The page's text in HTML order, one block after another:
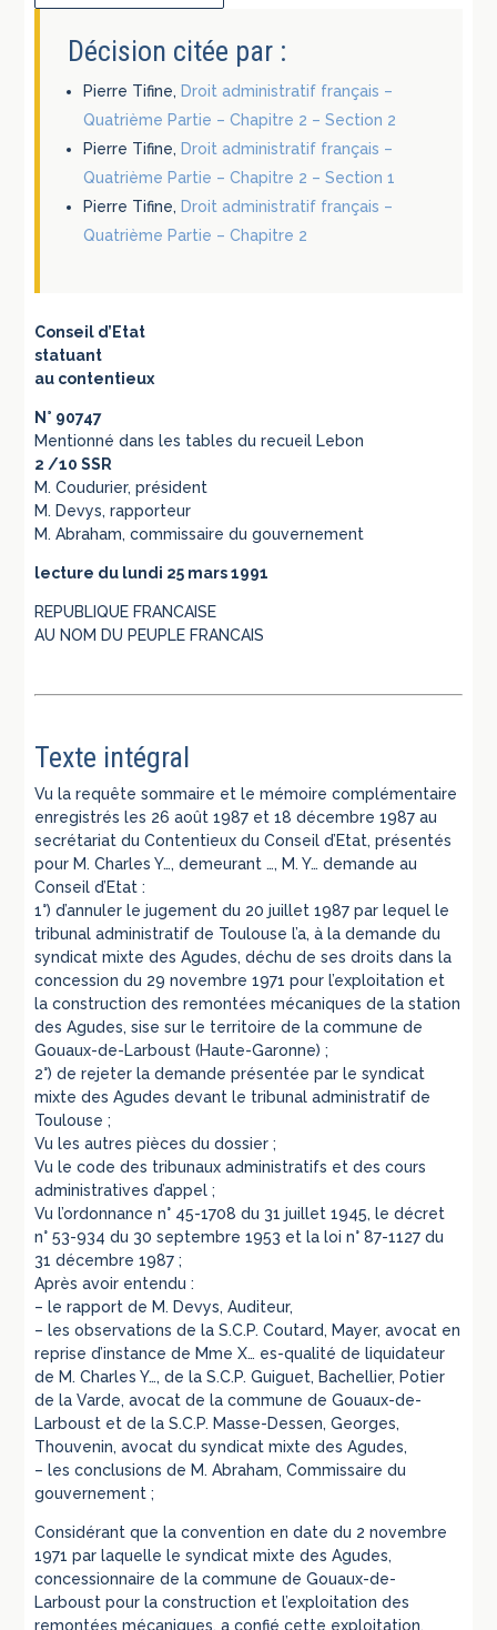
Décision citée par :
Pierre Tifine, Droit administratif français –
Quatrième Partie – Chapitre 2 – Section 2
Pierre Tifine, Droit administratif français –
Quatrième Partie – Chapitre 2 – Section 1
Pierre Tifine, Droit administratif français –
Quatrième Partie – Chapitre 2
Conseil d’Etat
statuant
au contentieux
N° 90747
Mentionné dans les tables du recueil Lebon
2 /10 SSR
M. Coudurier, président
M. Devys, rapporteur
M. Abraham, commissaire du gouvernement
lecture du lundi 25 mars 1991
REPUBLIQUE FRANCAISE
AU NOM DU PEUPLE FRANCAIS
Texte intégral
Vu la requête sommaire et le mémoire complémentaire
enregistrés les 26 août 1987 et 18 décembre 1987 au
secrétariat du Contentieux du Conseil d’Etat, présentés
pour M. Charles Y…, demeurant …, M. Y… demande au
Conseil d’Etat :
1°) d’annuler le jugement du 20 juillet 1987 par lequel le
tribunal administratif de Toulouse l’a, à la demande du
syndicat mixte des Agudes, déchu de ses droits dans la
concession du 29 novembre 1971 pour l’exploitation et
la construction des remontées mécaniques de la station
des Agudes, sise sur le territoire de la commune de
Gouaux-de-Larboust (Haute-Garonne) ;
2°) de rejeter la demande présentée par le syndicat
mixte des Agudes devant le tribunal administratif de
Toulouse ;
Vu les autres pièces du dossier ;
Vu le code des tribunaux administratifs et des cours
administratives d’appel ;
Vu l’ordonnance n° 45-1708 du 31 juillet 1945, le décret
n° 53-934 du 30 septembre 1953 et la loi n° 87-1127 du
31 décembre 1987 ;
Après avoir entendu :
– le rapport de M. Devys, Auditeur,
– les observations de la S.C.P. Coutard, Mayer, avocat en
reprise d’instance de Mme X… es-qualité de liquidateur
de M. Charles Y…, de la S.C.P. Guiguet, Bachellier, Potier
de la Varde, avocat de la commune de Gouaux-de-
Larboust et de la S.C.P. Masse-Dessen, Georges,
Thouvenin, avocat du syndicat mixte des Agudes,
– les conclusions de M. Abraham, Commissaire du
gouvernement ;
Considérant que la convention en date du 2 novembre
1971 par laquelle le syndicat mixte des Agudes,
concessionnaire de la commune de Gouaux-de-
Larboust pour la construction et l’exploitation des
remontées mécaniques, a confié cette exploitation,